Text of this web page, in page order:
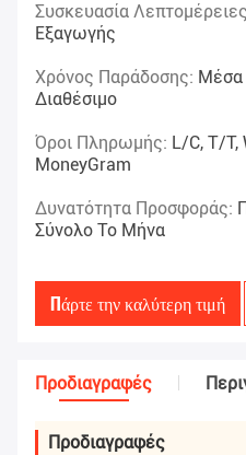
Συσκευασία
Εξαγωγής
Χρόνος Παράδοσης: Μέσα
Διαθέσιμο
Όροι Πληρωμής: L/C, T/T,
MoneyGram
Δυνατότητα Προσφοράς:
Σύνολο Το Μήνα
Πάρτε την καλύτερη τιμή
Προδιαγραφές
Προδιαγραφές